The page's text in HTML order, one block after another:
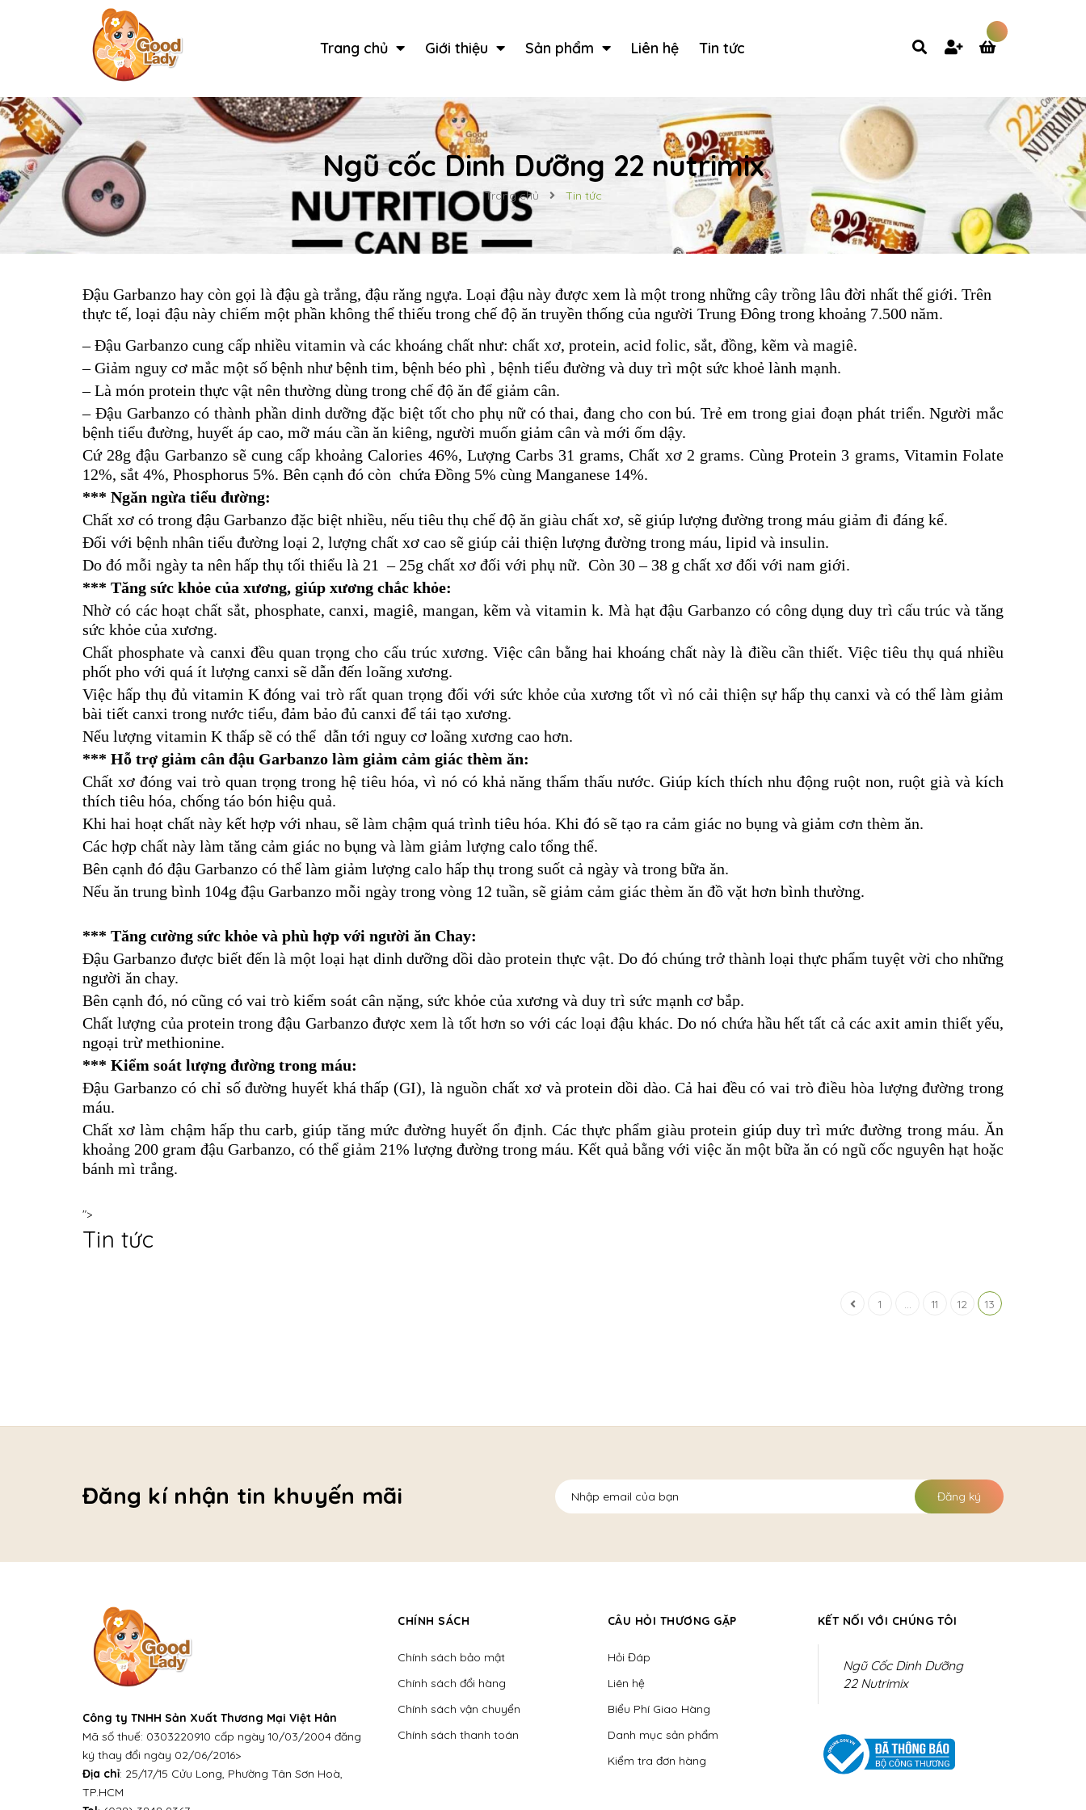
Trang chủ Giới thiệu Sản phẩm Liên hệ Tin tức
Ngũ cốc Dinh Dưỡng 22 nutrimix
Trang chủ Tin tức
Đậu Garbanzo hay còn gọi là đậu gà trắng, đậu răng ngựa. Loại đậu này được xem là một trong những cây trồng lâu đời nhất thế giới. Trên
thực tế, loại đậu này chiếm một phần không thể thiếu trong chế độ ăn truyền thống của người Trung Đông trong khoảng 7.500 năm.
– Đậu Garbanzo cung cấp nhiều vitamin và các khoáng chất như: chất xơ, protein, acid folic, sắt, đồng, kẽm và magiê.
– Giảm nguy cơ mắc một số bệnh như bệnh tim, bệnh béo phì , bệnh tiểu đường và duy trì một sức khoẻ lành mạnh.
– Là món protein thực vật nên thường dùng trong chế độ ăn để giảm cân.
– Đậu Garbanzo có thành phần dinh dưỡng đặc biệt tốt cho phụ nữ có thai, đang cho con bú. Trẻ em trong giai đoạn phát triển. Người mắc
bệnh tiểu đường, huyết áp cao, mỡ máu cần ăn kiêng, người muốn giảm cân và mới ốm dậy.
Cứ 28g đậu Garbanzo sẽ cung cấp khoảng Calories 46%, Lượng Carbs 31 grams, Chất xơ 2 grams. Cùng Protein 3 grams, Vitamin Folate
12%, sắt 4%, Phosphorus 5%. Bên cạnh đó còn chứa Đồng 5% cùng Manganese 14%.
*** Ngăn ngừa tiểu đường:
Chất xơ có trong đậu Garbanzo đặc biệt nhiều, nếu tiêu thụ chế độ ăn giàu chất xơ, sẽ giúp lượng đường trong máu giảm đi đáng kể.
Đối với bệnh nhân tiểu đường loại 2, lượng chất xơ cao sẽ giúp cải thiện lượng đường trong máu, lipid và insulin.
Do đó mỗi ngày ta nên hấp thụ tối thiểu là 21 – 25g chất xơ đối với phụ nữ. Còn 30 – 38 g chất xơ đối với nam giới.
*** Tăng sức khỏe của xương, giúp xương chắc khỏe:
Nhờ có các hoạt chất sắt, phosphate, canxi, magiê, mangan, kẽm và vitamin k. Mà hạt đậu Garbanzo có công dụng duy trì cấu trúc và tăng
sức khỏe của xương.
Chất phosphate và canxi đều quan trọng cho cấu trúc xương. Việc cân bằng hai khoáng chất này là điều cần thiết. Việc tiêu thụ quá nhiều
phốt pho với quá ít lượng canxi sẽ dẫn đến loãng xương.
Việc hấp thụ đủ vitamin K đóng vai trò rất quan trọng đối với sức khỏe của xương tốt vì nó cải thiện sự hấp thụ canxi và có thể làm giảm
bài tiết canxi trong nước tiểu, đảm bảo đủ canxi để tái tạo xương.
Nếu lượng vitamin K thấp sẽ có thể dẫn tới nguy cơ loãng xương cao hơn.
*** Hỗ trợ giảm cân đậu Garbanzo làm giảm cảm giác thèm ăn:
Chất xơ đóng vai trò quan trọng trong hệ tiêu hóa, vì nó có khả năng thẩm thấu nước. Giúp kích thích nhu động ruột non, ruột già và kích
thích tiêu hóa, chống táo bón hiệu quả.
Khi hai hoạt chất này kết hợp với nhau, sẽ làm chậm quá trình tiêu hóa. Khi đó sẽ tạo ra cảm giác no bụng và giảm cơn thèm ăn.
Các hợp chất này làm tăng cảm giác no bụng và làm giảm lượng calo tổng thể.
Bên cạnh đó đậu Garbanzo có thể làm giảm lượng calo hấp thụ trong suốt cả ngày và trong bữa ăn.
Nếu ăn trung bình 104g đậu Garbanzo mỗi ngày trong vòng 12 tuần, sẽ giảm cảm giác thèm ăn đồ vặt hơn bình thường.
*** Tăng cường sức khỏe và phù hợp với người ăn Chay:
Đậu Garbanzo được biết đến là một loại hạt dinh dưỡng dồi dào protein thực vật. Do đó chúng trở thành loại thực phẩm tuyệt vời cho những
người ăn chay.
Bên cạnh đó, nó cũng có vai trò kiểm soát cân nặng, sức khỏe của xương và duy trì sức mạnh cơ bắp.
Chất lượng của protein trong đậu Garbanzo được xem là tốt hơn so với các loại đậu khác. Do nó chứa hầu hết tất cả các axit amin thiết yếu,
ngoại trừ methionine.
*** Kiểm soát lượng đường trong máu:
Đậu Garbanzo có chỉ số đường huyết khá thấp (GI), là nguồn chất xơ và protein dồi dào. Cả hai đều có vai trò điều hòa lượng đường trong
máu.
Chất xơ làm chậm hấp thu carb, giúp tăng mức đường huyết ổn định. Các thực phẩm giàu protein giúp duy trì mức đường trong máu. Ăn
khoảng 200 gram đậu Garbanzo, có thể giảm 21% lượng đường trong máu. Kết quả bằng với việc ăn một bữa ăn có ngũ cốc nguyên hạt hoặc
bánh mì trắng.
">
Tin tức
1 ... 11 12 13
Đăng kí nhận tin khuyến mãi Đăng ký
Công ty TNHH Sản Xuất Thương Mại Việt Hân
Mã số thuế: 0303220910 cấp ngày 10/03/2004 đăng
ký thay đổi ngày 02/06/2016>
Địa chỉ: 25/17/15 Cửu Long, Phường Tân Sơn Hoà,
TP.HCM
CHÍNH SÁCH
Chính sách bảo mật
Chính sách đổi hàng
Chính sách vận chuyển
Chính sách thanh toán
CÂU HỎI THƯƠNG GẶP
Hỏi Đáp
Liên hệ
Biểu Phí Giao Hàng
Danh mục sản phẩm
Kiểm tra đơn hàng
KẾT NỐI VỚI CHÚNG TÔI
Ngũ Cốc Dinh Dưỡng
22 Nutrimix